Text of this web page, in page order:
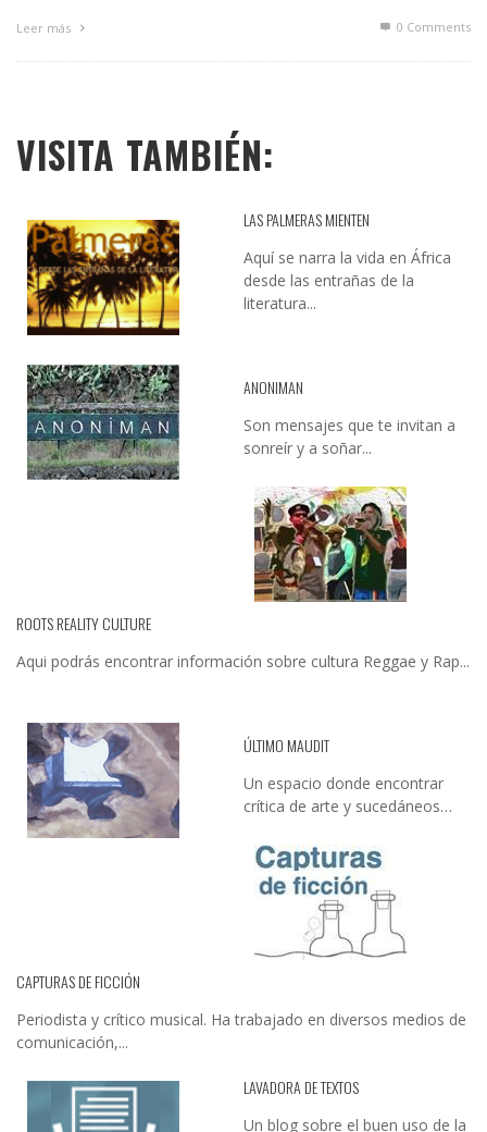
Leer más 0 Comments
VISITA TAMBIÉN:
LAS PALMERAS MIENTEN
Aquí se narra la vida en África
desde las entrañas de la
literatura...
ANONIMAN
Son mensajes que te invitan a
sonreír y a soñar...
ROOTS REALITY CULTURE
Aqui podrás encontrar información sobre cultura Reggae y Rap...
ÚLTIMO MAUDIT
Un espacio donde encontrar
crítica de arte y sucedáneos…
CAPTURAS DE FICCIÓN
Periodista y crítico musical. Ha trabajado en diversos medios de
comunicación,...
LAVADORA DE TEXTOS
Un blog sobre el buen uso de la